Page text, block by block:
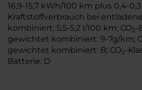
16,9-15,7 kWh/100 km plus 0,4-
Kraftstoffverbrauch bei
kombiniert: 5,5-5,2 l/100 km; CO2-
gewichtet kombiniert: 9-7g/km;
gewichtet kombiniert: B; CO2-
Batterie: D